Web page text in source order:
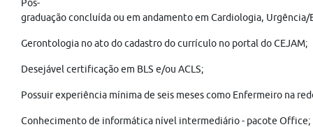
Pós-
graduação concluída ou em andamento em Cardiologia,
Gerontologia no ato do cadastro do currículo no portal do CEJAM;
Desejável certificação em BLS e/ou ACLS;
Possuir experiência mínima de seis meses como Enfermeiro na
Conhecimento de informática nível intermediário - pacote Office;